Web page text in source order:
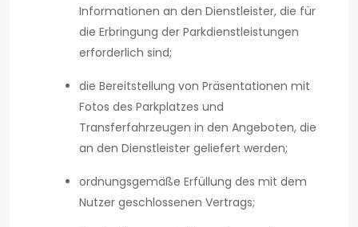
Informationen an den Dienstleister, die für
die Erbringung der Parkdienstleistungen
erforderlich sind;
die Bereitstellung von Präsentationen mit
Fotos des Parkplatzes und
Transferfahrzeugen in den Angeboten, die
an den Dienstleister geliefert werden;
ordnungsgemäße Erfüllung des mit dem
Nutzer geschlossenen Vertrags;